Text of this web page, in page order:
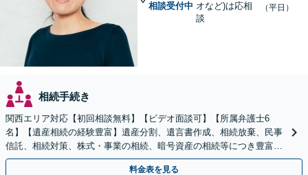
相談受付中 オなど)は応相
談
（平日）
相続手続き
関西エリア対応【初回相談無料】【ビデオ面談可】【所属弁護士6
名】【遺産相続の経験豊富】遺産分割、遺言書作成、相続放棄、民事
信託、相続対策、株式・事業の相続、暗号資産の相続等につき豊富な
対応実績。【バリアフリー】【完全個室対応】
料金表を見る